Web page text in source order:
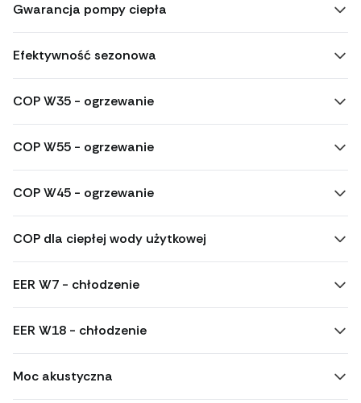
Gwarancja pompy ciepła
Efektywność sezonowa
COP W35 - ogrzewanie
COP W55 - ogrzewanie
COP W45 - ogrzewanie
COP dla ciepłej wody użytkowej
EER W7 - chłodzenie
EER W18 - chłodzenie
Moc akustyczna